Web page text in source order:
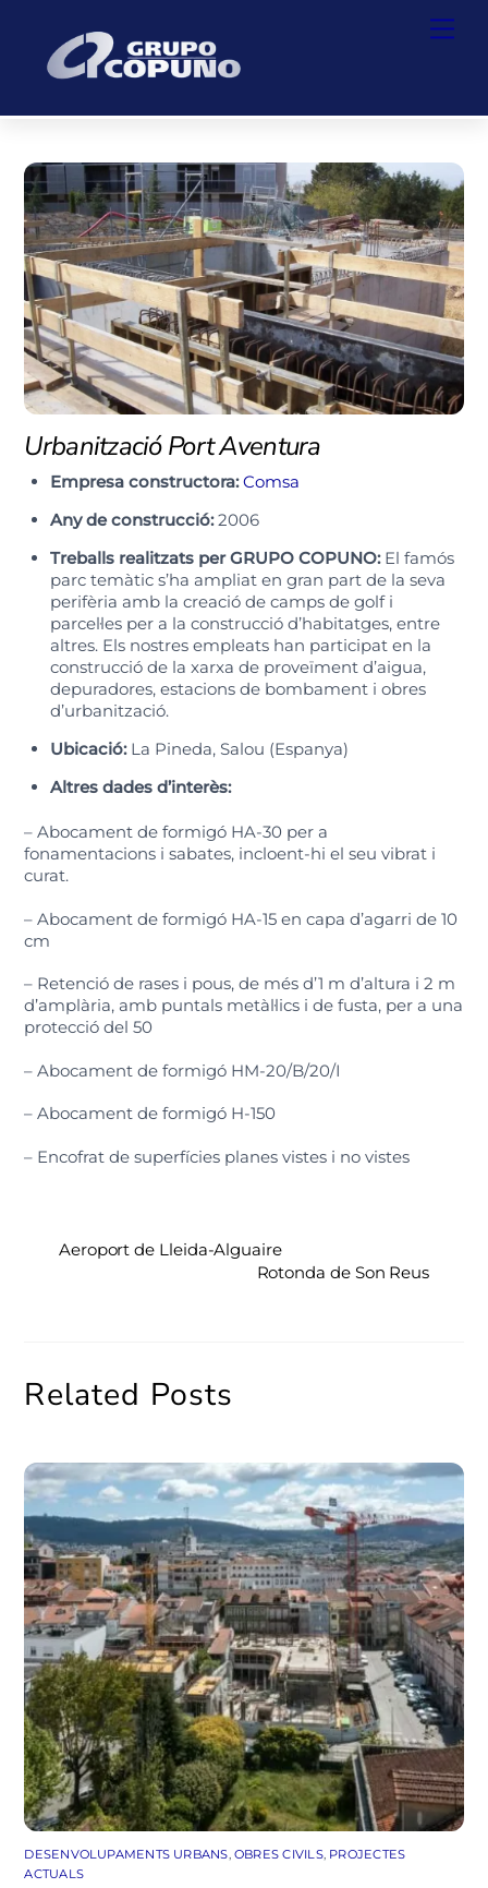
content
Urbanització Port Aventura
Empresa constructora: Comsa
Any de construcció:2006
Treballs realitzats per GRUPO COPUNO:El famós
parc temàtic s’ha ampliat en gran part de la seva
perifèria amb la creació de camps de golf i
parcel·les per a la construcció d’habitatges, entre
altres. Els nostres empleats han participat en la
construcció de la xarxa de proveïment d’aigua,
depuradores, estacions de bombament i obres
d’urbanització.
Ubicació:La Pineda, Salou (Espanya)
Altres dades d’interès:
– Abocament de formigó HA-30 per a
fonamentacions i sabates, incloent-hi el seu vibrat i
curat.
– Abocament de formigó HA-15 en capa d’agarri de 10
cm
– Retenció de rases i pous, de més d’1 m d’altura i 2 m
d’amplària, amb puntals metàl·lics i de fusta, per a una
protecció del 50
– Abocament de formigó HM-20/B/20/I
– Abocament de formigó H-150
– Encofrat de superfícies planes vistes i no vistes
Aeroport de Lleida-Alguaire
Rotonda de Son Reus
Related Posts
DESENVOLUPAMENTS URBANS ,OBRES CIVILS, PROJECTES
ACTUALS